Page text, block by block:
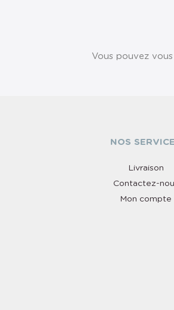
Vous pouvez
NOS
Livraison
Contactez-
Mon compte